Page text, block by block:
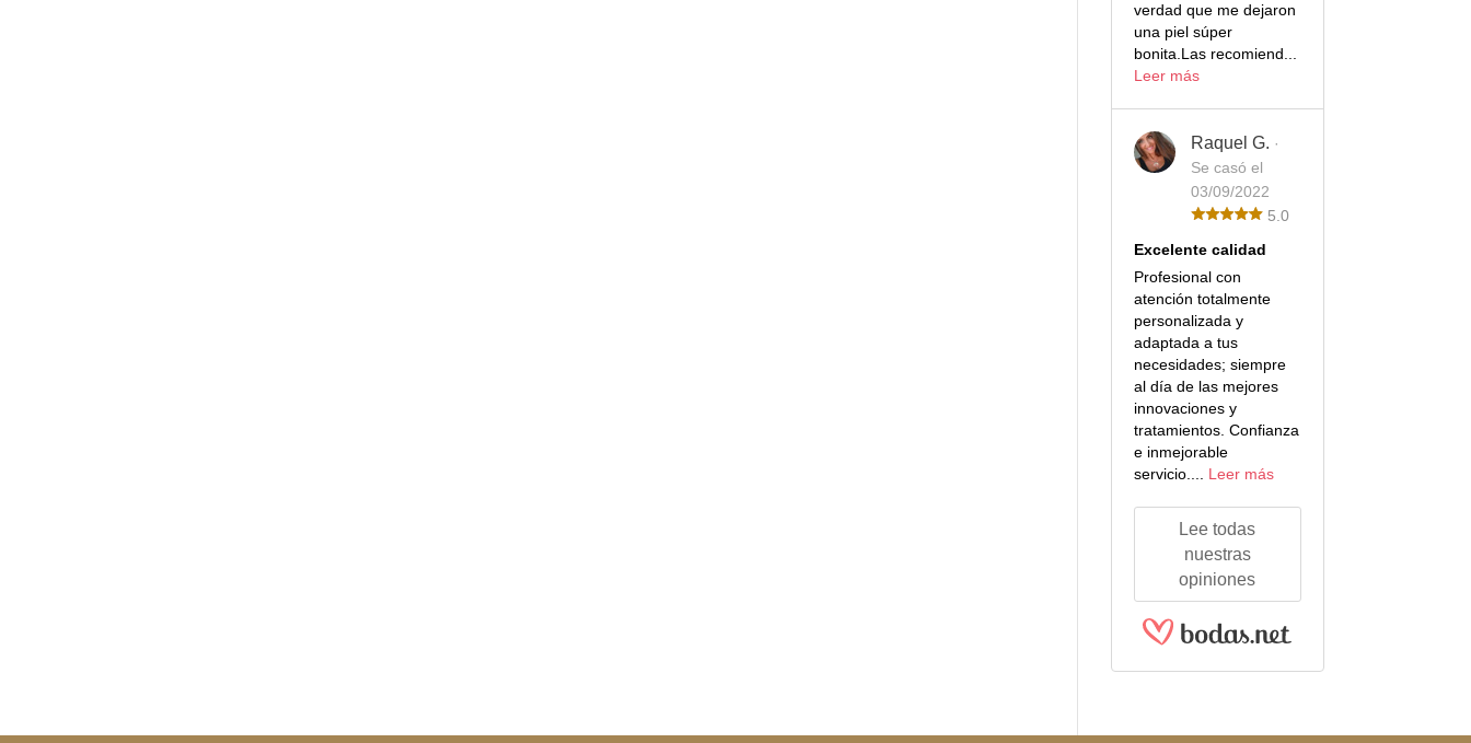
verdad que me dejaron
una piel súper
bonita.Las recomiend...
Leer más
Raquel G. ·
Se casó el
03/09/2022
5.0
Excelente calidad
Profesional con
atención totalmente
personalizada y
adaptada a tus
necesidades; siempre
al día de las mejores
innovaciones y
tratamientos. Confianza
e inmejorable
servicio.... Leer más
Lee todas
nuestras
opiniones